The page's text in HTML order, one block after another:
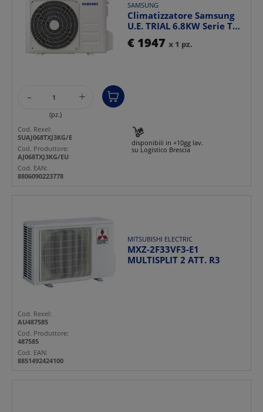
SAMSUNG
Climatizzatore Samsung
U.E. TRIAL 6.8KW Serie T
design moderno re...
€ 1947 x 1 pz.
- +
(pz.)
disponibili in +10gg lav.
su Logistico Brescia
Cod. Rexel:
SUAJ068TXJ3KG/E
Cod. Produttore:
AJ068TXJ3KG/EU
Cod. EAN:
8806090223778
MITSUBISHI ELECTRIC
MXZ-2F33VF3-E1
MULTISPLIT 2 ATT. R3
Cod. Rexel:
AU487585
Cod. Produttore:
487585
Cod. EAN:
8851492424100